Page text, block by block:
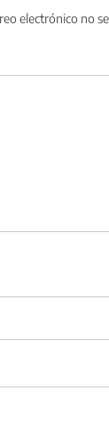
electrónico no